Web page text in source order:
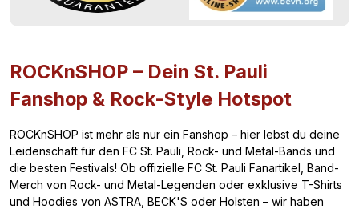
ROCKnSHOP – Dein St. Pauli
Fanshop & Rock-Style Hotspot
ROCKnSHOP ist mehr als nur ein Fanshop – hier lebst du deine
Leidenschaft für den FC St. Pauli, Rock- und Metal-Bands und
die besten Festivals! Ob offizielle FC St. Pauli Fanartikel, Band-
Merch von Rock- und Metal-Legenden oder exklusive T-Shirts
und Hoodies von ASTRA, BECK'S oder Holsten – wir haben